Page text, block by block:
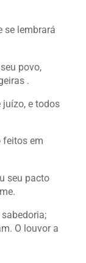
se lembrará
povo,
.
juízo, e todos
feitos em
seu pacto
O louvor a